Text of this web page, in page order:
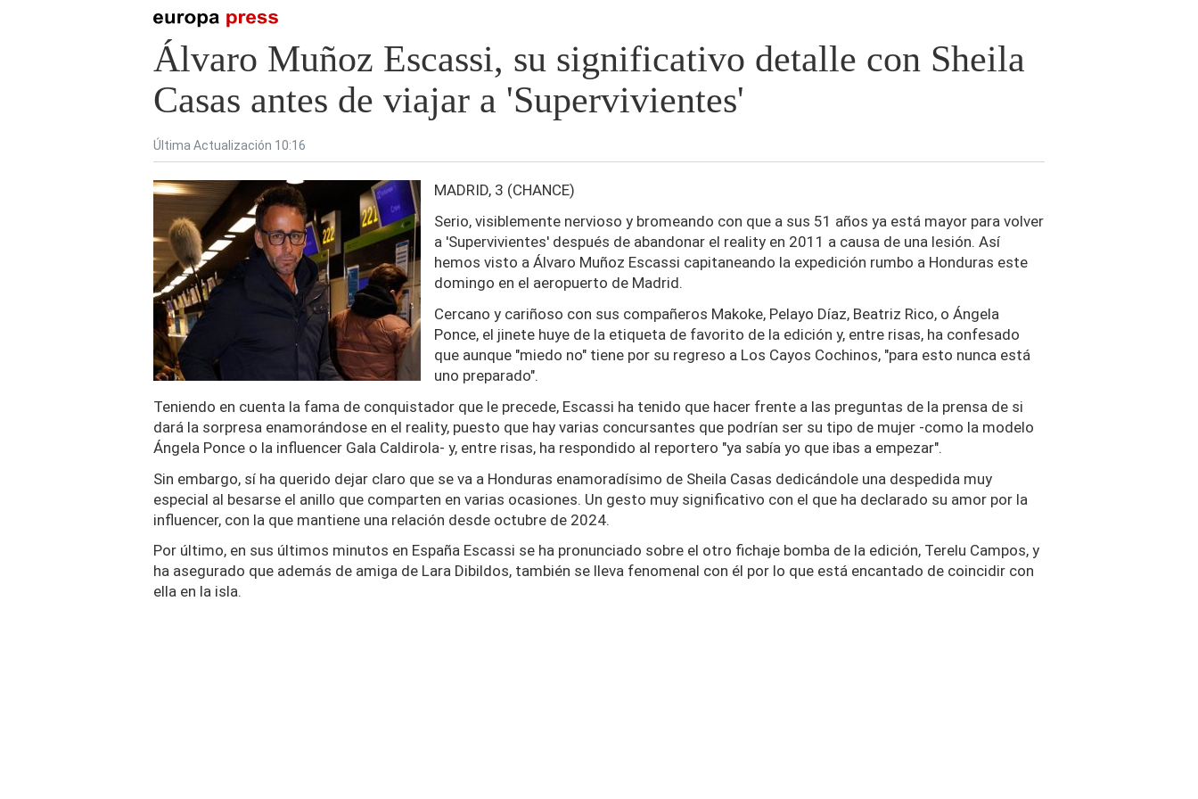
Álvaro Muñoz Escassi, su significativo detalle con Sheila
Casas antes de viajar a 'Supervivientes'
Última Actualización 10:16
MADRID, 3 (CHANCE)
Serio, visiblemente nervioso y bromeando con que a sus 51 años ya está mayor para volver
a 'Supervivientes' después de abandonar el reality en 2011 a causa de una lesión. Así
hemos visto a Álvaro Muñoz Escassi capitaneando la expedición rumbo a Honduras este
domingo en el aeropuerto de Madrid.
Cercano y cariñoso con sus compañeros Makoke, Pelayo Díaz, Beatriz Rico, o Ángela
Ponce, el jinete huye de la etiqueta de favorito de la edición y, entre risas, ha confesado
que aunque "miedo no" tiene por su regreso a Los Cayos Cochinos, "para esto nunca está
uno preparado".
Teniendo en cuenta la fama de conquistador que le precede, Escassi ha tenido que hacer frente a las preguntas de la prensa de si
dará la sorpresa enamorándose en el reality, puesto que hay varias concursantes que podrían ser su tipo de mujer -como la modelo
Ángela Ponce o la influencer Gala Caldirola- y, entre risas, ha respondido al reportero "ya sabía yo que ibas a empezar".
Sin embargo, sí ha querido dejar claro que se va a Honduras enamoradísimo de Sheila Casas dedicándole una despedida muy
especial al besarse el anillo que comparten en varias ocasiones. Un gesto muy significativo con el que ha declarado su amor por la
influencer, con la que mantiene una relación desde octubre de 2024.
Por último, en sus últimos minutos en España Escassi se ha pronunciado sobre el otro fichaje bomba de la edición, Terelu Campos, y
ha asegurado que además de amiga de Lara Dibildos, también se lleva fenomenal con él por lo que está encantado de coincidir con
ella en la isla.